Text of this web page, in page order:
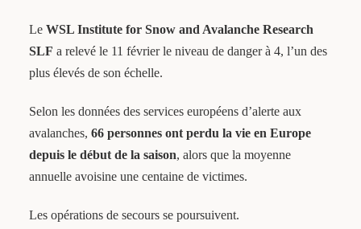
Le WSL Institute for Snow and Avalanche Research
SLF a relevé le 11 février le niveau de danger à 4, l’un des
plus élevés de son échelle.
Selon les données des services européens d’alerte aux
avalanches, 66 personnes ont perdu la vie en Europe
depuis le début de la saison, alors que la moyenne
annuelle avoisine une centaine de victimes.
Les opérations de secours se poursuivent.